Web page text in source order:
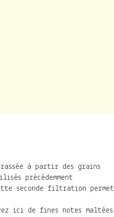
à partir des grains
précédemment
seconde filtration permet
ici de fines notes maltées